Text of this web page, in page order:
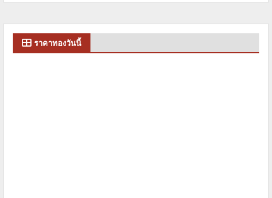
ราคาทองวันนี้